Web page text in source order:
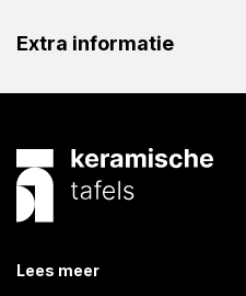
Extra informatie
Lees meer